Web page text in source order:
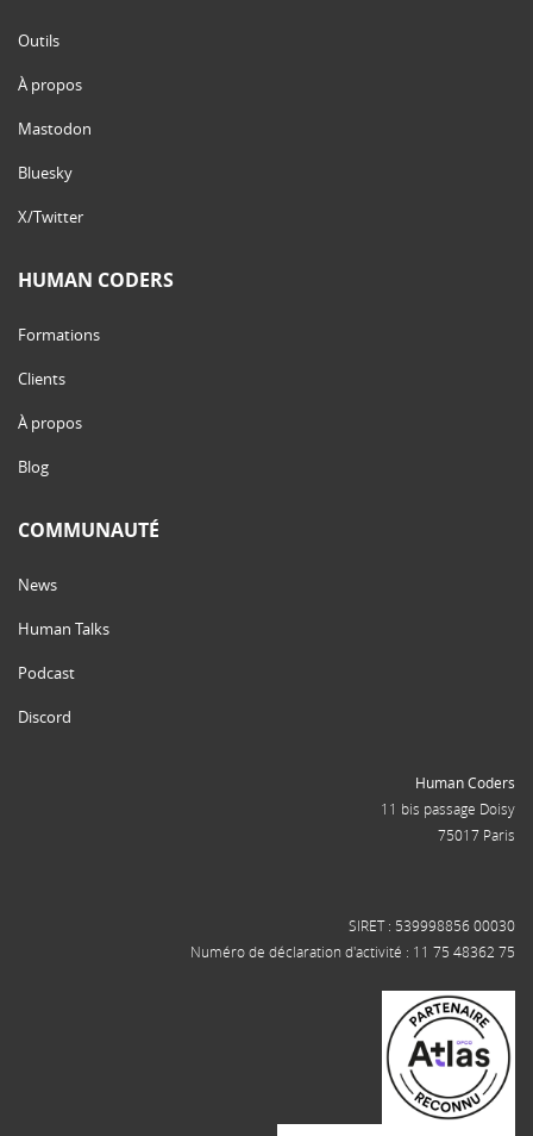
Outils
À propos
Mastodon
Bluesky
X/Twitter
HUMAN CODERS
Formations
Clients
À propos
Blog
COMMUNAUTÉ
News
Human Talks
Podcast
Discord
Human Coders
11 bis passage Doisy
75017 Paris
SIRET : 539998856 00030
Numéro de déclaration d'activité : 11 75 48362 75